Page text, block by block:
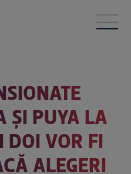
ȘI PUYA LA
DOI VOR FI
ALEGERI